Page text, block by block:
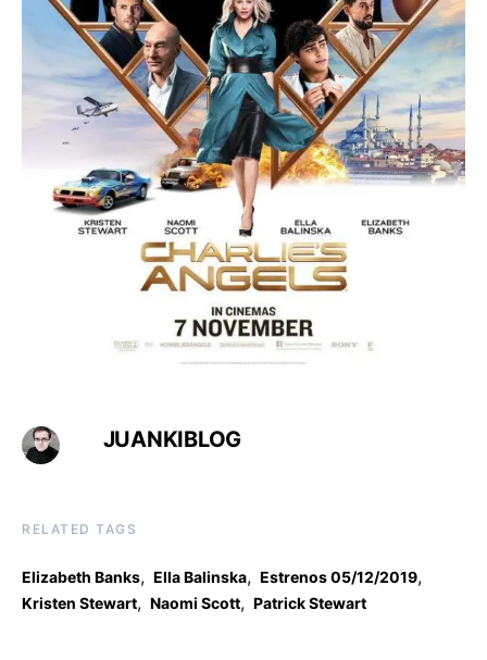
JUANKIBLOG
RELATED TAGS
Elizabeth Banks, Ella Balinska, Estrenos 05/12/2019,
Kristen Stewart, Naomi Scott, Patrick Stewart